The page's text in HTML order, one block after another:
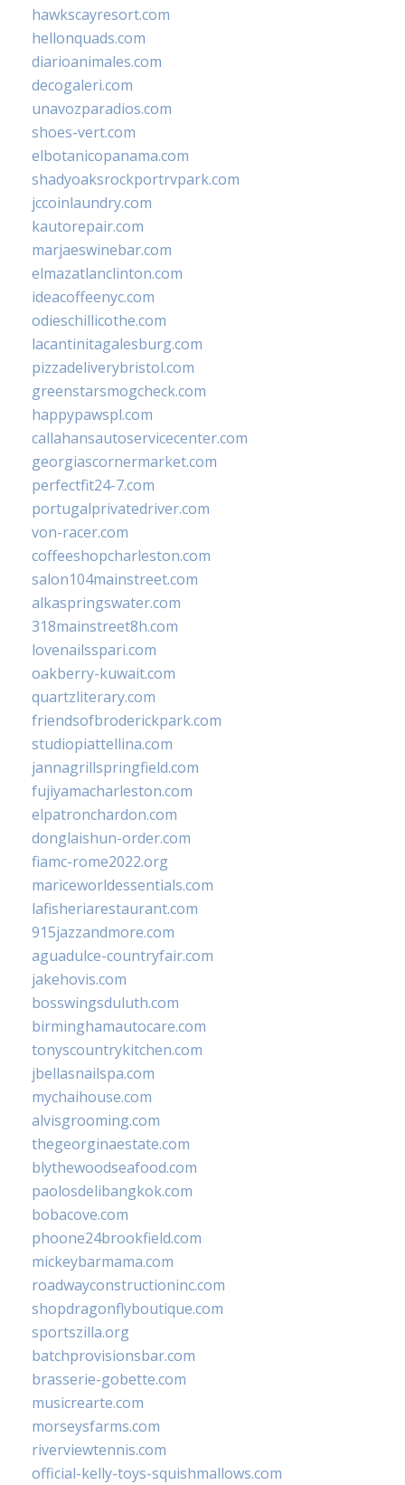
hawkscayresort.com
hellonquads.com
diarioanimales.com
decogaleri.com
unavozparadios.com
shoes-vert.com
elbotanicopanama.com
shadyoaksrockportrvpark.com
jccoinlaundry.com
kautorepair.com
marjaeswinebar.com
elmazatlanclinton.com
ideacoffeenyc.com
odieschillicothe.com
lacantinitagalesburg.com
pizzadeliverybristol.com
greenstarsmogcheck.com
happypawspl.com
callahansautoservicecenter.com
georgiascornermarket.com
perfectfit24-7.com
portugalprivatedriver.com
von-racer.com
coffeeshopcharleston.com
salon104mainstreet.com
alkaspringswater.com
318mainstreet8h.com
lovenailsspari.com
oakberry-kuwait.com
quartzliterary.com
friendsofbroderickpark.com
studiopiattellina.com
jannagrillspringfield.com
fujiyamacharleston.com
elpatronchardon.com
donglaishun-order.com
fiamc-rome2022.org
mariceworldessentials.com
lafisheriarestaurant.com
915jazzandmore.com
aguadulce-countryfair.com
jakehovis.com
bosswingsduluth.com
birminghamautocare.com
tonyscountrykitchen.com
jbellasnailspa.com
mychaihouse.com
alvisgrooming.com
thegeorginaestate.com
blythewoodseafood.com
paolosdelibangkok.com
bobacove.com
phoone24brookfield.com
mickeybarmama.com
roadwayconstructioninc.com
shopdragonflyboutique.com
sportszilla.org
batchprovisionsbar.com
brasserie-gobette.com
musicrearte.com
morseysfarms.com
riverviewtennis.com
official-kelly-toys-squishmallows.com